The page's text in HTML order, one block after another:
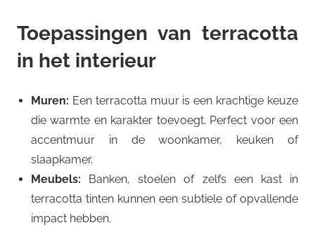
Toepassingen van terracotta
in het interieur
Muren: Een terracotta muur is een krachtige keuze
die warmte en karakter toevoegt. Perfect voor een
accentmuur in de woonkamer, keuken of
slaapkamer.
Meubels: Banken, stoelen of zelfs een kast in
terracotta tinten kunnen een subtiele of opvallende
impact hebben.